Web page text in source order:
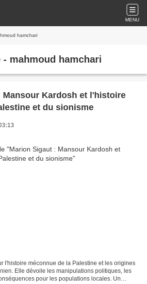
MENU
hamchari
mahmoud hamchari
Mansour Kardosh et l'histoire
et du sionisme
l'histoire méconnue de la Palestine et les origines
Elle dévoile les manipulations politiques, les
pour les populations locales. Un